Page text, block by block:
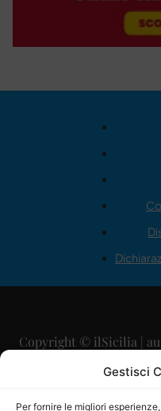
Gestisci
Per fornire le migliori
Copyright © ilSicilia |